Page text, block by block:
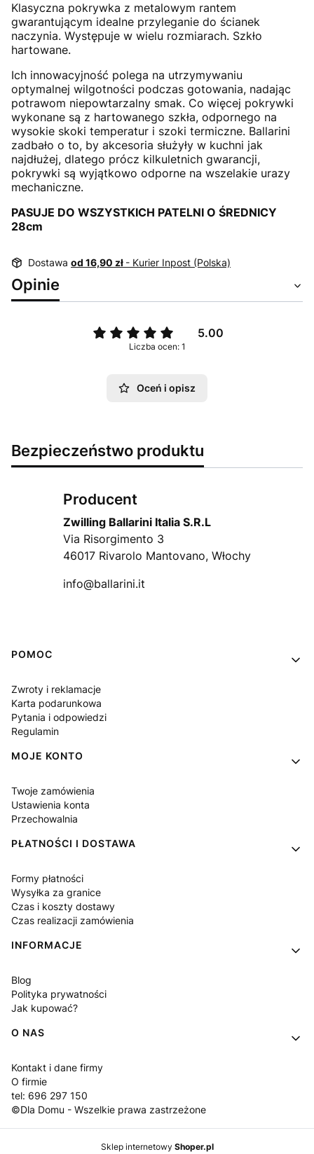
Klasyczna pokrywka z metalowym rantem
gwarantującym idealne przyleganie do ścianek
naczynia. Występuje w wielu rozmiarach. Szkło
hartowane.
Ich innowacyjność polega na utrzymywaniu
optymalnej wilgotności podczas gotowania, nadając
potrawom niepowtarzalny smak. Co więcej pokrywki
wykonane są z hartowanego szkła, odpornego na
wysokie skoki temperatur i szoki termiczne. Ballarini
zadbało o to, by akcesoria służyły w kuchni jak
najdłużej, dlatego prócz kilkuletnich gwarancji,
pokrywki są wyjątkowo odporne na wszelakie urazy
mechaniczne.
PASUJE DO WSZYSTKICH PATELNI O ŚREDNICY
28cm
Dostawa od 16,90 zł - Kurier Inpost (Polska)
Opinie
5.00
Liczba ocen: 1
Oceń i opisz
Bezpieczeństwo produktu
Producent
Zwilling Ballarini Italia S.R.L
Via Risorgimento 3
46017 Rivarolo Mantovano, Włochy
info@ballarini.it
Linki w stopce
POMOC
Zwroty i reklamacje
Karta podarunkowa
Pytania i odpowiedzi
Regulamin
MOJE KONTO
Twoje zamówienia
Ustawienia konta
Przechowalnia
PŁATNOŚCI I DOSTAWA
Formy płatności
Wysyłka za granice
Czas i koszty dostawy
Czas realizacji zamówienia
INFORMACJE
Blog
Polityka prywatności
Jak kupować?
O NAS
Kontakt i dane firmy
O firmie
tel: 696 297 150
©Dla Domu - Wszelkie prawa zastrzeżone
Sklep internetowy Shoper.pl